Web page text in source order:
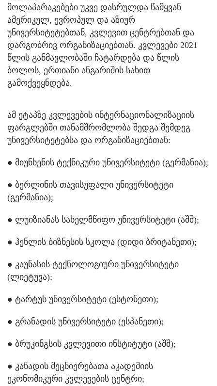
მოლაპარაკებები უკვე დასრულდა წამყვან
ამერიკულ, ევროპულ და აზიურ
უნივერსიტეტებთან, კვლევით ცენტრებთან და
დარგობრივ ორგანიზაციებთან. კვლევები 2021
წლის განმავლობაში ჩატარდება და წლის
ბოლოს, ერთიანი ანგარიშის სახით
გამოქვეყნდება.
ამ ეტაპზე კვლევების ინტერნაციონალიზაციის
ფარგლებში თანამშრომლობა შედგა შემდეგ
უნივერსიტეტებსა და ორგანიზაციებთან:
● მიუნხენის ტექნიკური უნივერსიტეტი (გერმანია);
● ბერლინის თავისუფალი უნივერსიტეტი
(გერმანია);
● ლუიზიანას სახელმწიფო უნივერსიტეტი (აშშ);
● ჰენლის ბიზნესის სკოლა (დიდი ბრიტანეთი);
● კაუნასის ტექნოლოგიური უნივერსიტეტი
(ლიეტუვა);
● ტარტუს უნივერსიტეტი (ესტონეთი);
● გრანადის უნივერსიტეტი (ესპანეთი);
● ბრუკინგსის კვლევითი ინსტიტუტი (აშშ);
● კანადის მეცნიერებათა აკადემიის
ეკონომიკური კვლევების ცენტრი;